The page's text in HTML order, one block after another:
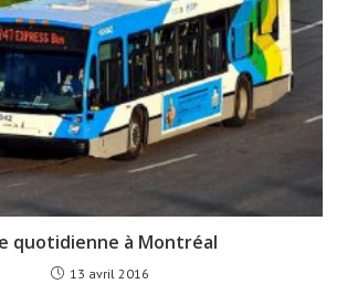
quotidienne à Montréal
13 avril 2016